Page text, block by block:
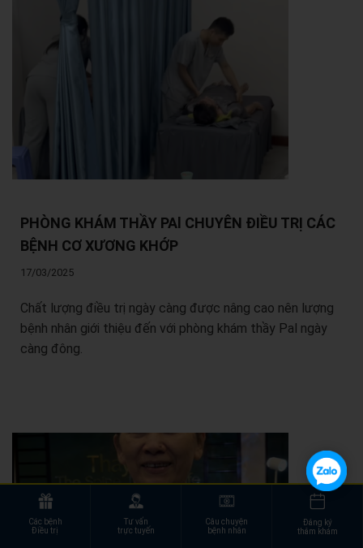
PHÒNG KHÁM THẦY PAl CHUYÊN ĐIỀU TRỊ CÁC
BỆNH CƠ XƯƠNG KHỚP
17/03/2025
Chất lượng điều trị ngày càng được nâng cao nên lượng
bệnh nhân giới thiệu đến với phòng khám thầy Pal ngày
càng đông.
Các bệnh
Điều trị
Tư vấn
trực tuyến
Câu chuyện
bệnh nhân
Đăng ký
thăm khám